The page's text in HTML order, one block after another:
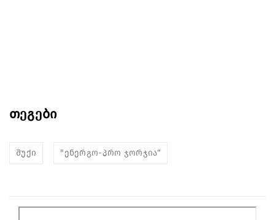
თეგები
შუქი "ენერგო-პრო ჯორჯია“